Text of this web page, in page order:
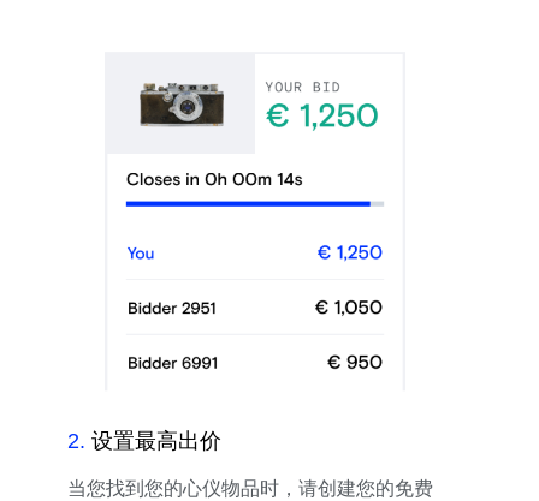
2. 设置最高出价
当您找到您的心仪物品时，请创建您的免费